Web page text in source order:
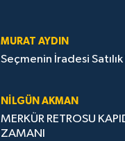
MURAT AYDIN
Seçmenin İradesi
NILGÜN AKMAN
MERKÜR RETROSU
ZAMANI